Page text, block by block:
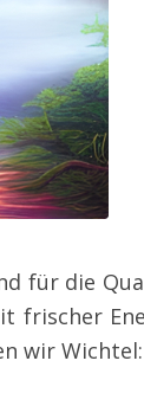
für die
frischer
wir Wichtel: